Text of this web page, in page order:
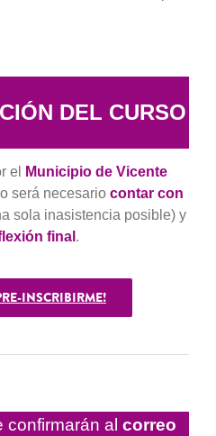
DEL CURSO
el
Municipio de Vicente
será necesario contar con
sola inasistencia posible) y
final .
INSCRIBIRME!
confirmarán al correo